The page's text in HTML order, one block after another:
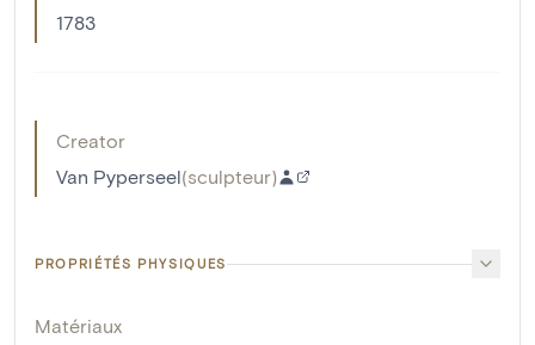
1783
Creator
Van Pyperseel(sculpteur)
PROPRIÉTÉS PHYSIQUES
Matériaux